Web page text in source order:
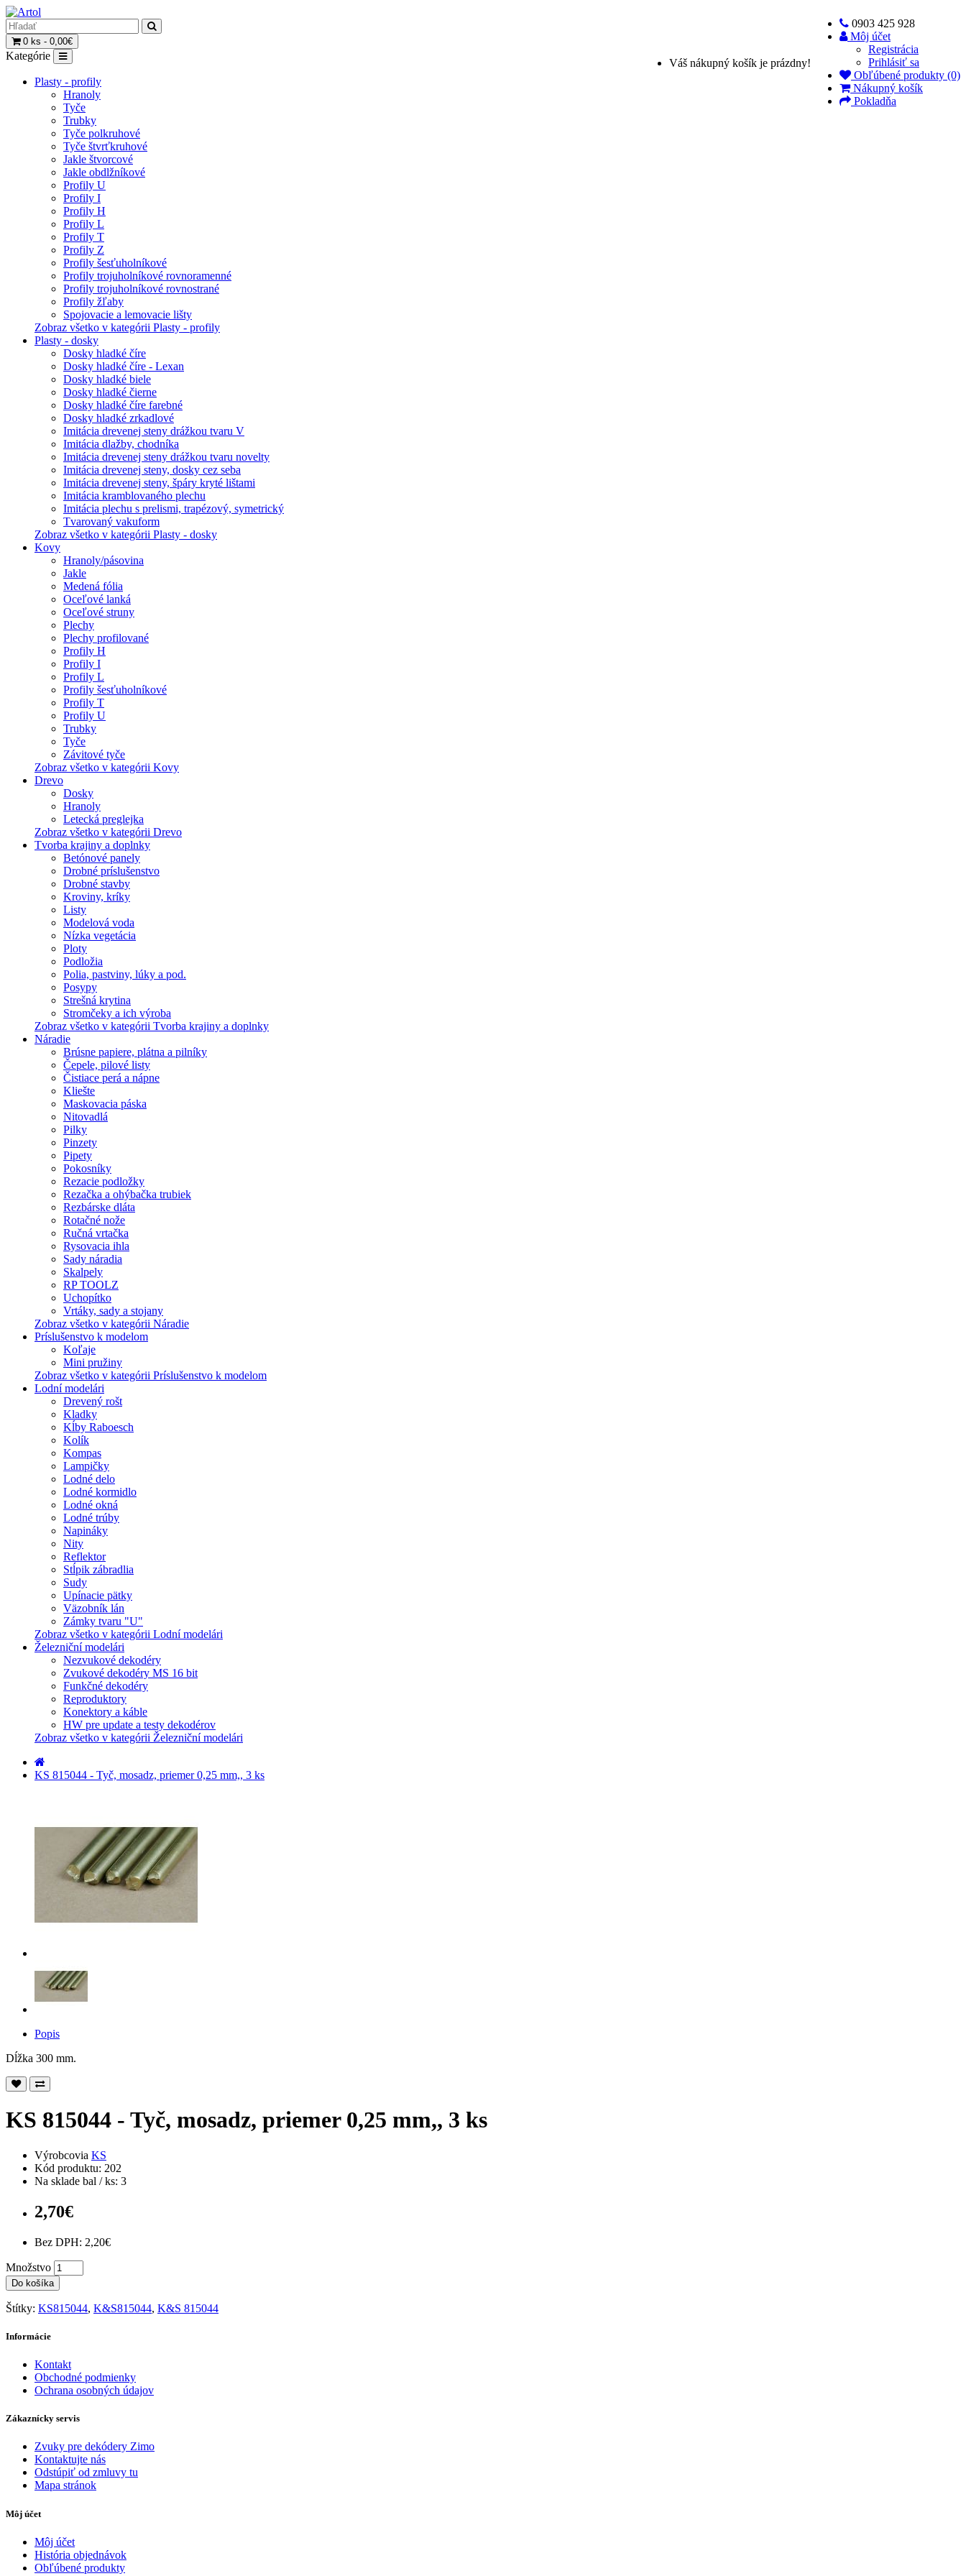
0903 425 928
Môj účet
Registrácia
Prihlásiť sa
Obľúbené produkty (0)
Nákupný košík
Pokladňa
0 ks - 0,00€
Váš nákupný košík je prázdny!
Kategórie
Plasty - profily
Hranoly
Tyče
Trubky
Tyče polkruhové
Tyče štvrťkruhové
Jakle štvorcové
Jakle obdlžníkové
Profily U
Profily I
Profily H
Profily L
Profily T
Profily Z
Profily šesťuholníkové
Profily trojuholníkové rovnoramenné
Profily trojuholníkové rovnostrané
Profily žľaby
Spojovacie a lemovacie lišty
Zobraz všetko v kategórii Plasty - profily
Plasty - dosky
Dosky hladké číre
Dosky hladké číre - Lexan
Dosky hladké biele
Dosky hladké čierne
Dosky hladké číre farebné
Dosky hladké zrkadlové
Imitácia drevenej steny drážkou tvaru V
Imitácia dlažby, chodníka
Imitácia drevenej steny drážkou tvaru novelty
Imitácia drevenej steny, dosky cez seba
Imitácia drevenej steny, špáry kryté lištami
Imitácia kramblovaného plechu
Imitácia plechu s prelismi, trapézový, symetrický
Tvarovaný vakuform
Zobraz všetko v kategórii Plasty - dosky
Kovy
Hranoly/pásovina
Jakle
Medená fólia
Oceľové lanká
Oceľové struny
Plechy
Plechy profilované
Profily H
Profily I
Profily L
Profily šesťuholníkové
Profily T
Profily U
Trubky
Tyče
Závitové tyče
Zobraz všetko v kategórii Kovy
Drevo
Dosky
Hranoly
Letecká preglejka
Zobraz všetko v kategórii Drevo
Tvorba krajiny a doplnky
Betónové panely
Drobné príslušenstvo
Drobné stavby
Kroviny, kríky
Listy
Modelová voda
Nízka vegetácia
Ploty
Podložia
Polia, pastviny, lúky a pod.
Posypy
Strešná krytina
Stromčeky a ich výroba
Zobraz všetko v kategórii Tvorba krajiny a doplnky
Náradie
Brúsne papiere, plátna a pilníky
Čepele, pilové listy
Čistiace perá a nápne
Kliešte
Maskovacia páska
Nitovadlá
Pilky
Pinzety
Pipety
Pokosníky
Rezacie podložky
Rezačka a ohýbačka trubiek
Rezbárske dláta
Rotačné nože
Ručná vrtačka
Rysovacia ihla
Sady náradia
Skalpely
RP TOOLZ
Uchopítko
Vrtáky, sady a stojany
Zobraz všetko v kategórii Náradie
Príslušenstvo k modelom
Koľaje
Mini pružiny
Zobraz všetko v kategórii Príslušenstvo k modelom
Lodní modelári
Drevený rošt
Kladky
Kĺby Raboesch
Kolík
Kompas
Lampičky
Lodné delo
Lodné kormidlo
Lodné okná
Lodné trúby
Napináky
Nity
Reflektor
Stĺpik zábradlia
Sudy
Upínacie pätky
Väzobník lán
Zámky tvaru "U"
Zobraz všetko v kategórii Lodní modelári
Železniční modelári
Nezvukové dekodéry
Zvukové dekodéry MS 16 bit
Funkčné dekodéry
Reproduktory
Konektory a káble
HW pre update a testy dekodérov
Zobraz všetko v kategórii Železniční modelári
KS 815044 - Tyč, mosadz, priemer 0,25 mm,, 3 ks
Popis
Dĺžka 300 mm.
KS 815044 - Tyč, mosadz, priemer 0,25 mm,, 3 ks
Výrobcovia KS
Kód produktu: 202
Na sklade bal / ks: 3
2,70€
Bez DPH: 2,20€
Množstvo
Do košíka
Štítky: KS815044, K&S815044, K&S 815044
Informácie
Kontakt
Obchodné podmienky
Ochrana osobných údajov
Zákaznícky servis
Zvuky pre dekódery Zimo
Kontaktujte nás
Odstúpiť od zmluvy tu
Mapa stránok
Môj účet
Môj účet
História objednávok
Obľúbené produkty